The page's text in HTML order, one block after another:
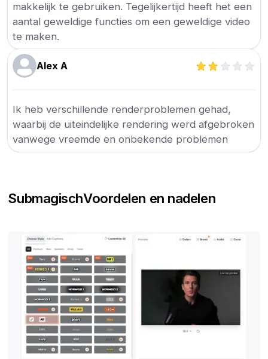
makkelijk te gebruiken. Tegelijkertijd heeft het een
aantal geweldige functies om een geweldige video
te maken.
Alex A
Ik heb verschillende renderproblemen gehad,
waarbij de uiteindelijke rendering werd afgebroken
vanwege vreemde en onbekende problemen
SubmagischVoordelen en nadelen